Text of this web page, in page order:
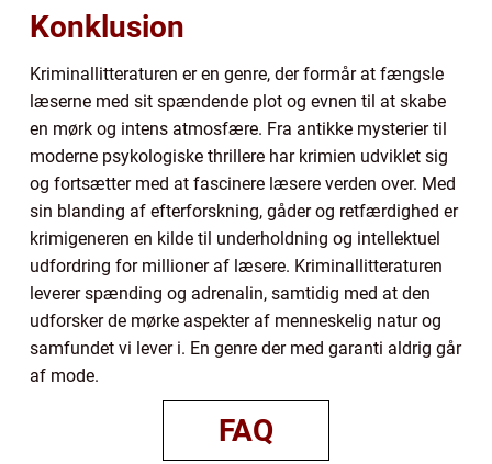
Konklusion
Kriminallitteraturen er en genre, der formår at fængsle
læserne med sit spændende plot og evnen til at skabe
en mørk og intens atmosfære. Fra antikke mysterier til
moderne psykologiske thrillere har krimien udviklet sig
og fortsætter med at fascinere læsere verden over. Med
sin blanding af efterforskning, gåder og retfærdighed er
krimigeneren en kilde til underholdning og intellektuel
udfordring for millioner af læsere. Kriminallitteraturen
leverer spænding og adrenalin, samtidig med at den
udforsker de mørke aspekter af menneskelig natur og
samfundet vi lever i. En genre der med garanti aldrig går
af mode.
FAQ